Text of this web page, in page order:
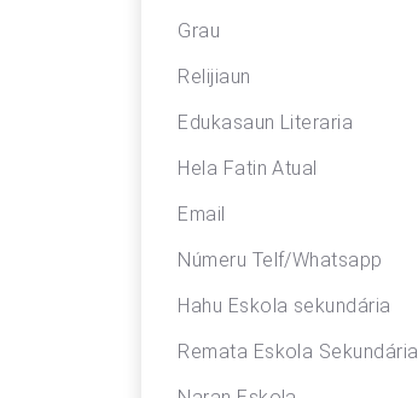
Grau
Relijiaun :
Edukasaun
Hela Fatin Atual
Email :
Númeru Telf/
Hahu Eskola
Remata Eskola